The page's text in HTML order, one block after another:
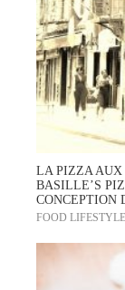
LA PIZZA AUX
BASILLE’S
CONCEPTION
FOOD LIFESTYLE